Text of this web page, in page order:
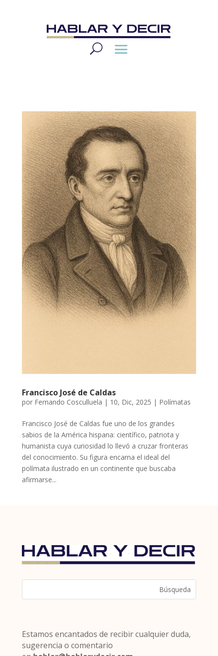
Francisco José de Caldas
por Fernando Cosculluela | 10, Dic, 2025 | Polímatas
Francisco José de Caldas fue uno de los grandes
sabios de la América hispana: científico, patriota y
humanista cuya curiosidad lo llevó a cruzar fronteras
del conocimiento. Su figura encarna el ideal del
polímata ilustrado en un continente que buscaba
afirmarse...
Estamos encantados de recibir cualquier duda,
sugerencia o comentario